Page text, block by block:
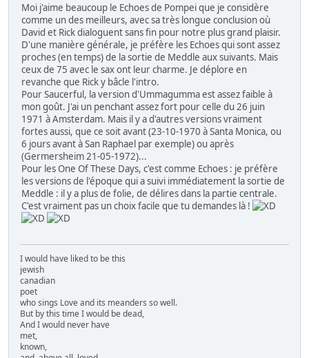
Moi j'aime beaucoup le Echoes de Pompei que je considère
comme un des meilleurs, avec sa très longue conclusion où
David et Rick dialoguent sans fin pour notre plus grand plaisir.
D'une manière générale, je préfère les Echoes qui sont assez
proches (en temps) de la sortie de Meddle aux suivants. Mais
ceux de 75 avec le sax ont leur charme. Je déplore en
revanche que Rick y bâcle l'intro.
Pour Saucerful, la version d'Ummagumma est assez faible à
mon goût. J'ai un penchant assez fort pour celle du 26 juin
1971 à Amsterdam. Mais il y a d'autres versions vraiment
fortes aussi, que ce soit avant (23-10-1970 à Santa Monica, ou
6 jours avant à San Raphael par exemple) ou après
(Germersheim 21-05-1972)...
Pour les One Of These Days, c'est comme Echoes : je préfère
les versions de l'époque qui a suivi immédiatement la sortie de
Meddle : il y a plus de folie, de délires dans la partie centrale.
C'est vraiment pas un choix facile que tu demandes là !
I would have liked to be this
jewish
canadian
poet
who sings Love and its meanders so well.
But by this time I would be dead,
And I would never have
met,
known,